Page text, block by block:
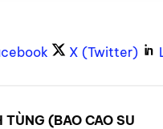
X (Twitter)
TÙNG (BAO CAO SU